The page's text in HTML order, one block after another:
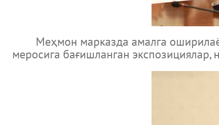
Меҳмон марказда амалга
меросига бағишланган